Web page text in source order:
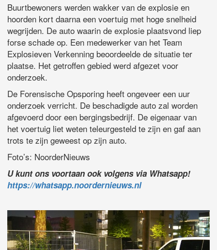
Buurtbewoners werden wakker van de explosie en
hoorden kort daarna een voertuig met hoge snelheid
wegrijden. De auto waarin de explosie plaatsvond liep
forse schade op. Een medewerker van het Team
Explosieven Verkenning beoordeelde de situatie ter
plaatse. Het getroffen gebied werd afgezet voor
onderzoek.
De Forensische Opsporing heeft ongeveer een uur
onderzoek verricht. De beschadigde auto zal worden
afgevoerd door een bergingsbedrijf. De eigenaar van
het voertuig liet weten teleurgesteld te zijn en gaf aan
trots te zijn geweest op zijn auto.
Foto’s: NoorderNieuws
U kunt ons voortaan ook volgens via Whatsapp!
https://whatsapp.noordernieuws.nl